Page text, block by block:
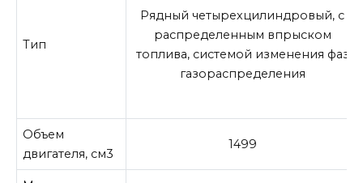
Тип
Рядный четырехцилиндровый, с
распределенным впрыском
топлива, системой изменения фаз
газораспределения
Объем
двигателя, см3
1499